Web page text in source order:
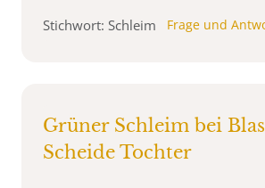
Stichwort: Schleim Frage und
Grüner Schleim bei
Scheide Tochter